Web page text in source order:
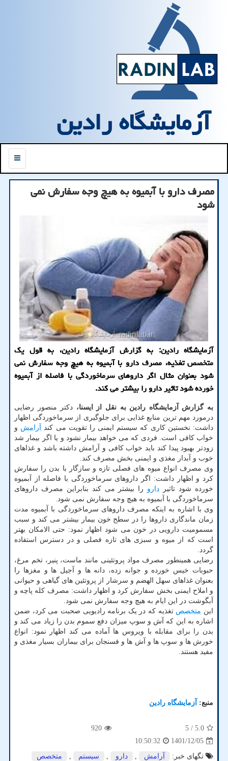
آزمایشگاه رادین
منو
مصرف دارو با آبمیوه به هیچ وجه سفارش نمی
شود
آزمایشگاه رادین: به گزارش آزمایشگاه رادین، به قول یک
متخصص تغذیه، مصرف دارو با آبمیوه به هیچ وجه سفارش نمی
شود بعنوان مثال اگر داروهای سرماخوردگی با فاصله از آبمیوه
خورده شود تاثیر دارو را بیشتر می کند.
به گزارش آزمایشگاه رادین به نقل از ایسنا، دکتر منصور رضایی
درمورد مهم ترین منابع غذایی برای جلوگیری از سرماخوردگی اظهار
داشت: نخستین کاری که سیستم ایمنی را تقویت می کند آرامش و
خواب کافی است. فردی که می خواهد بیمار نشود و یا اگر بیمار شد
زودتر بهبود پیدا کند باید خواب کافی و آرامش داشته باشد و غذاهای
خوب و آبدار مغذی و ایمنی بخش مصرف کند.
وی مصرف انواع میوه های فصلی تازه و سازگار با بدن را سفارش
کرد و اظهار داشت: اگر داروهای سرماخوردگی با فاصله از آبمیوه
خورده شود تاثیر دارو را بیشتر می کند بنابراین مصرف داروهای
سرماخوردگی با آبمیوه به هیچ وجه سفارش نمی شود.
وی با اشاره به اینکه مصرف داروهای سرماخوردگی با آبمیوه مدت
زمان ماندگاری داروها را در سطح خون بیمار بیشتر می کند و سبب
مسمومیت دارویی در خون می شود اظهار نمود: حتی الامکان بهتر
است که از میوه و سبزی های تازه فصلی و در دسترس استفاده
گردد.
رضایی همینطور مصرف مواد پروتئینی مانند ماست، پنیر، تخم مرغ،
حبوبات خیس خورده و جوانه زده، دانه ها و آجیل ها و مغزها را
بعنوان غذاهای سهل الهضم و سرشار از پروتئین های گیاهی و حیوانی
و املاح ایمنی بخش سفارش کرد و اظهار داشت: مصرف کله پاچه و
آبگوشت در این ایام به هیچ وجه سفارش نمی شود.
این متخصص تغذیه که در یک برنامه رادیویی صحبت می کرد، ضمن
اشاره به این که آش و سوپ میزان دفع سموم بدن را زیاد می کند و
بدن را برای مقابله با ویروس ها آماده می کند اظهار نمود: انواع
خورش ها و سوپ ها و آش ها و فسنجان برای بیماران بسیار مغذی و
مفید هستند.
منبع: آزمایشگاه رادین
5.0
/ 5
920
1401/12/05
10:50:32
تگهای خبر:
آرامش , دارو , سیستم , متخصص